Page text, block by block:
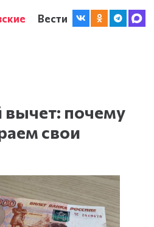
Вести
почему
свои